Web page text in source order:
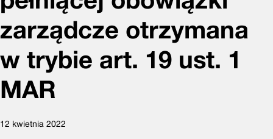
zarządcze otrzymana
w trybie art. 19 ust. 1
MAR
12 kwietnia 2022